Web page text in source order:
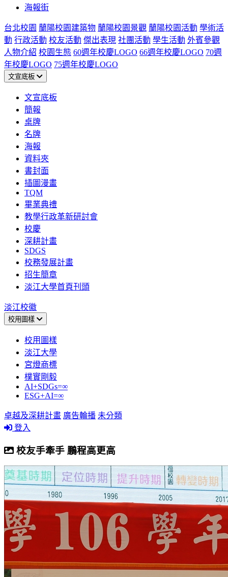
海報街
台北校園 蘭陽校園建築物 蘭陽校園景觀 蘭陽校園活動 學術活
動 行政活動 校友活動 傑出表現 社團活動 學生活動 外賓參觀
人物介紹 校園生態 60週年校慶LOGO 66週年校慶LOGO 70週
年校慶LOGO 75週年校慶LOGO
文宣底板
文宣底板
簡報
桌牌
名牌
海報
資料夾
書封面
插圖漫畫
TQM
畢業典禮
教學行政革新研討會
校慶
深耕計畫
SDGS
校務發展計畫
招生簡章
淡江大學首頁刊頭
淡江校徽
校用圖樣
校用圖樣
淡江大學
宮燈商標
樸實剛毅
AI+SDGs=∞
ESG+AI=∞
卓越及深耕計畫 廣告輪播 未分類
登入
校友手牽手 鵬程高更高